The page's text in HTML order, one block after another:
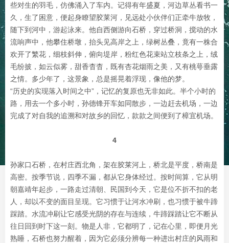
些对生的羽毛，仿佛涌入了车内。记得有年盛夏，河边草丛看书一
久，生了困意，便起身瞭望胶莱河，见远处小伙伴们正牵牛放牧，
随下到河中，游起泳来。他自西侧游向石桥，穿过桥洞，搅动的水
流响声中，他攀住桥墩，抬头见高岸之上，绿树丛叠，竟有一株合
欢开了繁花，细枝斜伸，俯向堤岸，粉红色花束站立枝条之上，绒
毛纷披，如云似雾，甜香杳杳，既有杏花烟雨之美，又有桃萼垂露
之情。多少年了，这景象，总是摇晃着浮现，像他的梦。
“历史的实现落入时间之中”，记忆的复原也无非如此。半个小时的
路，用去一个多小时，孙德锋开车如同散步，一边赶去机场，一边
完成了对自我的追溯和对故乡的回忆，款款之间便到了樟宜机场。
4
孙家口石桥，在村庄西北角，架在胶莱河上，桥北是平度，桥南是
高密。按季节说，四季不漏，都从它身体经过。按时间算，它从明
朝嘉靖年起步，一路走过清朝、民国到今天，它是位不折不扣的老
人，却以不变的面目呈现。它习惯于让河水冲刷，也习惯于被牛蹄
踩踏。水流冲刷让它感受光阴的存在与连续，牛蹄踩踏让它不断从
往日回到时下这一刻。物是人非，它都明了，记在心里，即便月光
熟睡，石桥也努力醒着，因为它必须分辨每一种进出村庄的风雨和